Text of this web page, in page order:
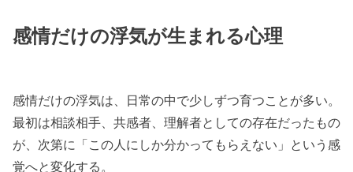
感情だけの浮気が生まれる心理
感情だけの浮気は、日常の中で少しずつ育つことが多い。
最初は相談相手、共感者、理解者としての存在だったもの
が、次第に「この人にしか分かってもらえない」という感
覚へと変化する。